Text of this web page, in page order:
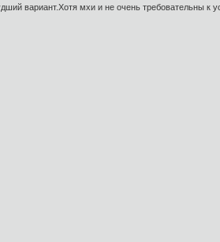
вариант.Хотя мхи и не очень требовательны к